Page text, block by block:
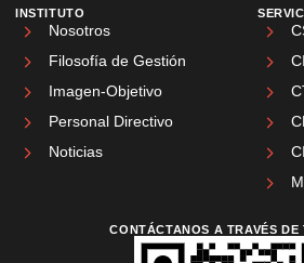
INSTITUTO
Nosotros
Filosofía de Gestión
Imagen-Objetivo
Personal Directivo
Noticias
CONTÁCTANOS A TRAVÉS DE